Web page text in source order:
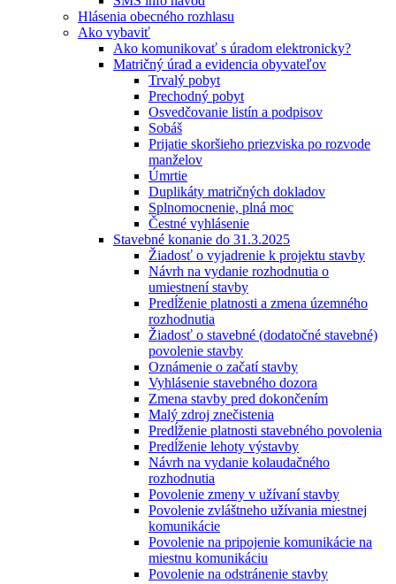
Hlásenia obecného rozhlasu
Ako vybaviť
Ako komunikovať s úradom elektronicky?
Matričný úrad a evidencia obyvateľov
Trvalý pobyt
Prechodný pobyt
Osvedčovanie listín a podpisov
Sobáš
Prijatie skoršieho priezviska po rozvode
manželov
Úmrtie
Duplikáty matričných dokladov
Splnomocnenie, plná moc
Čestné vyhlásenie
Stavebné konanie do 31.3.2025
Žiadosť o vyjadrenie k projektu stavby
Návrh na vydanie rozhodnutia o
umiestnení stavby
Predĺženie platnosti a zmena územného
rozhodnutia
Žiadosť o stavebné (dodatočné stavebné)
povolenie stavby
Oznámenie o začatí stavby
Vyhlásenie stavebného dozora
Zmena stavby pred dokončením
Malý zdroj znečistenia
Predĺženie platnosti stavebného povolenia
Predĺženie lehoty výstavby
Návrh na vydanie kolaudačného
rozhodnutia
Povolenie zmeny v užívaní stavby
Povolenie zvláštneho užívania miestnej
komunikácie
Povolenie na pripojenie komunikácie na
miestnu komunikáciu
Povolenie na odstránenie stavby